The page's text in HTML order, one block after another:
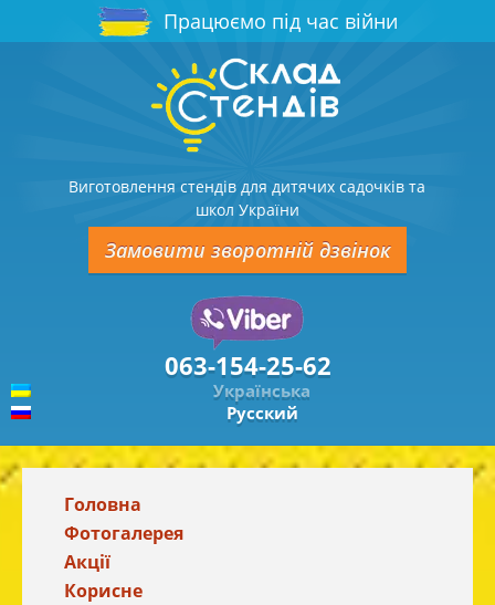
Працюємо під час війни
Виготовлення стендів для дитячих садочків та
школ України
Замовити зворотній дзвінок
063-154-25-62
Українська
Русский
Головна
Фотогалерея
Акції
Корисне